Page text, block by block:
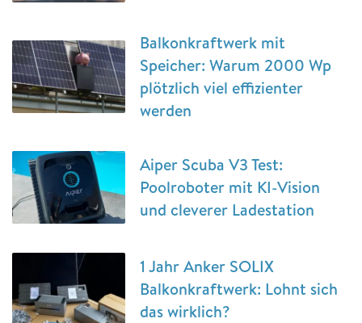
Balkonkraftwerk mit
Speicher: Warum 2000 Wp
plötzlich viel effizienter
werden
Aiper Scuba V3 Test:
Poolroboter mit KI-Vision
und cleverer Ladestation
1 Jahr Anker SOLIX
Balkonkraftwerk: Lohnt sich
das wirklich?